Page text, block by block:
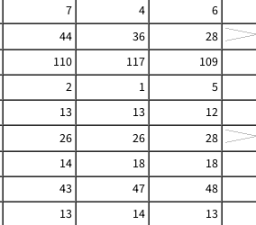
7 4
6
44 36
28
110 117
109
2 1
5
13 13
12
26 26
28
14 18
18
43 47
48
13 14
13